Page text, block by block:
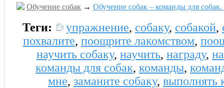
Обучение собак → Обучение собак – команды для собак.
Теги: упражнение, собаку, собакой,
похвалите, поощрите лакомством,
научить собаку, научить, награду,
команды для собак, команды,
мне, заманите собаку, выполнять